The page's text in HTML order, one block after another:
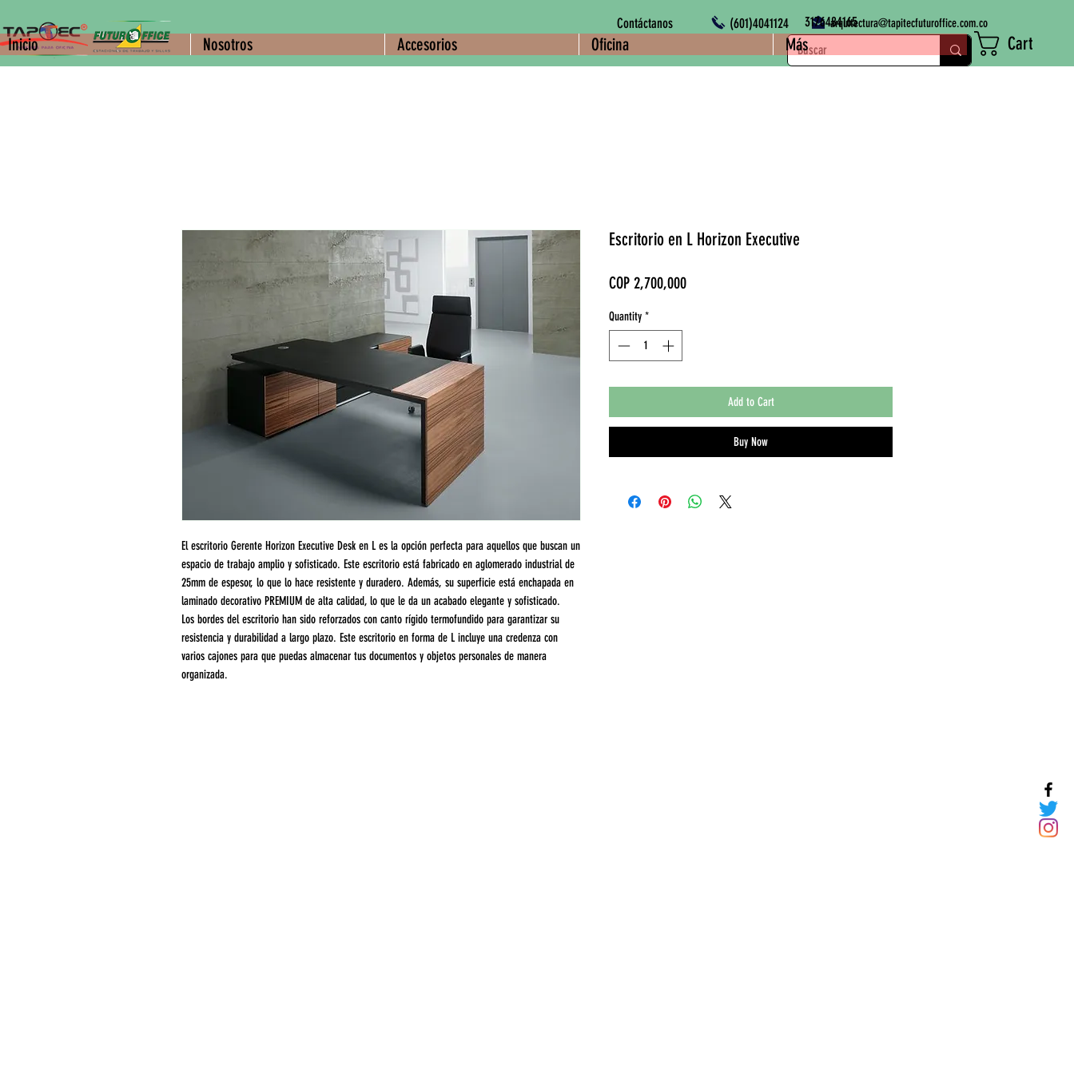
(601)4041124
Contáctanos 3176484165
Inicio Nosotros Accesorios Oficina Más
arquitectura@tapitecfuturoffice.com.co
Cart
El escritorio Gerente Horizon Executive Desk en L es la opción perfecta para aquellos que buscan un
espacio de trabajo amplio y sofisticado. Este escritorio está fabricado en aglomerado industrial de
25mm de espesor, lo que lo hace resistente y duradero. Además, su superficie está enchapada en
laminado decorativo PREMIUM de alta calidad, lo que le da un acabado elegante y sofisticado.
Los bordes del escritorio han sido reforzados con canto rígido termofundido para garantizar su
resistencia y durabilidad a largo plazo. Este escritorio en forma de L incluye una credenza con
varios cajones para que puedas almacenar tus documentos y objetos personales de manera
organizada.
Escritorio en L Horizon Executive
COP 2,700,000Price
Quantity *
Add to Cart
Buy Now